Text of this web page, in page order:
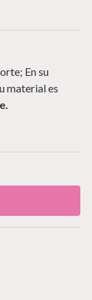
En su
material es